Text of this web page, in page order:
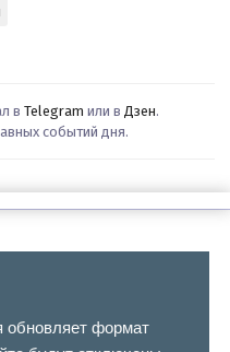
в Telegram или в Дзен.
событий дня.
обновляет формат